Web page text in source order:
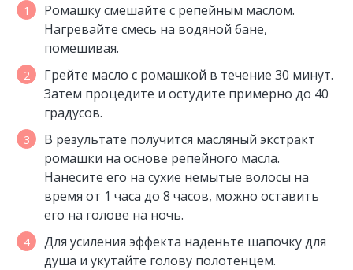
Ромашку смешайте с репейным маслом.
Нагревайте смесь на водяной бане,
помешивая.
Грейте масло с ромашкой в течение 30 минут.
Затем процедите и остудите примерно до 40
градусов.
В результате получится масляный экстракт
ромашки на основе репейного масла.
Нанесите его на сухие немытые волосы на
время от 1 часа до 8 часов, можно оставить
его на голове на ночь.
Для усиления эффекта наденьте шапочку для
душа и укутайте голову полотенцем.